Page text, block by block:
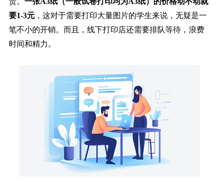
要1-3元，这对于需要打印大量图片的学生来说，无疑是一
笔不小的开销。而且，线下打印店还需要排队等待，浪费
时间和精力。